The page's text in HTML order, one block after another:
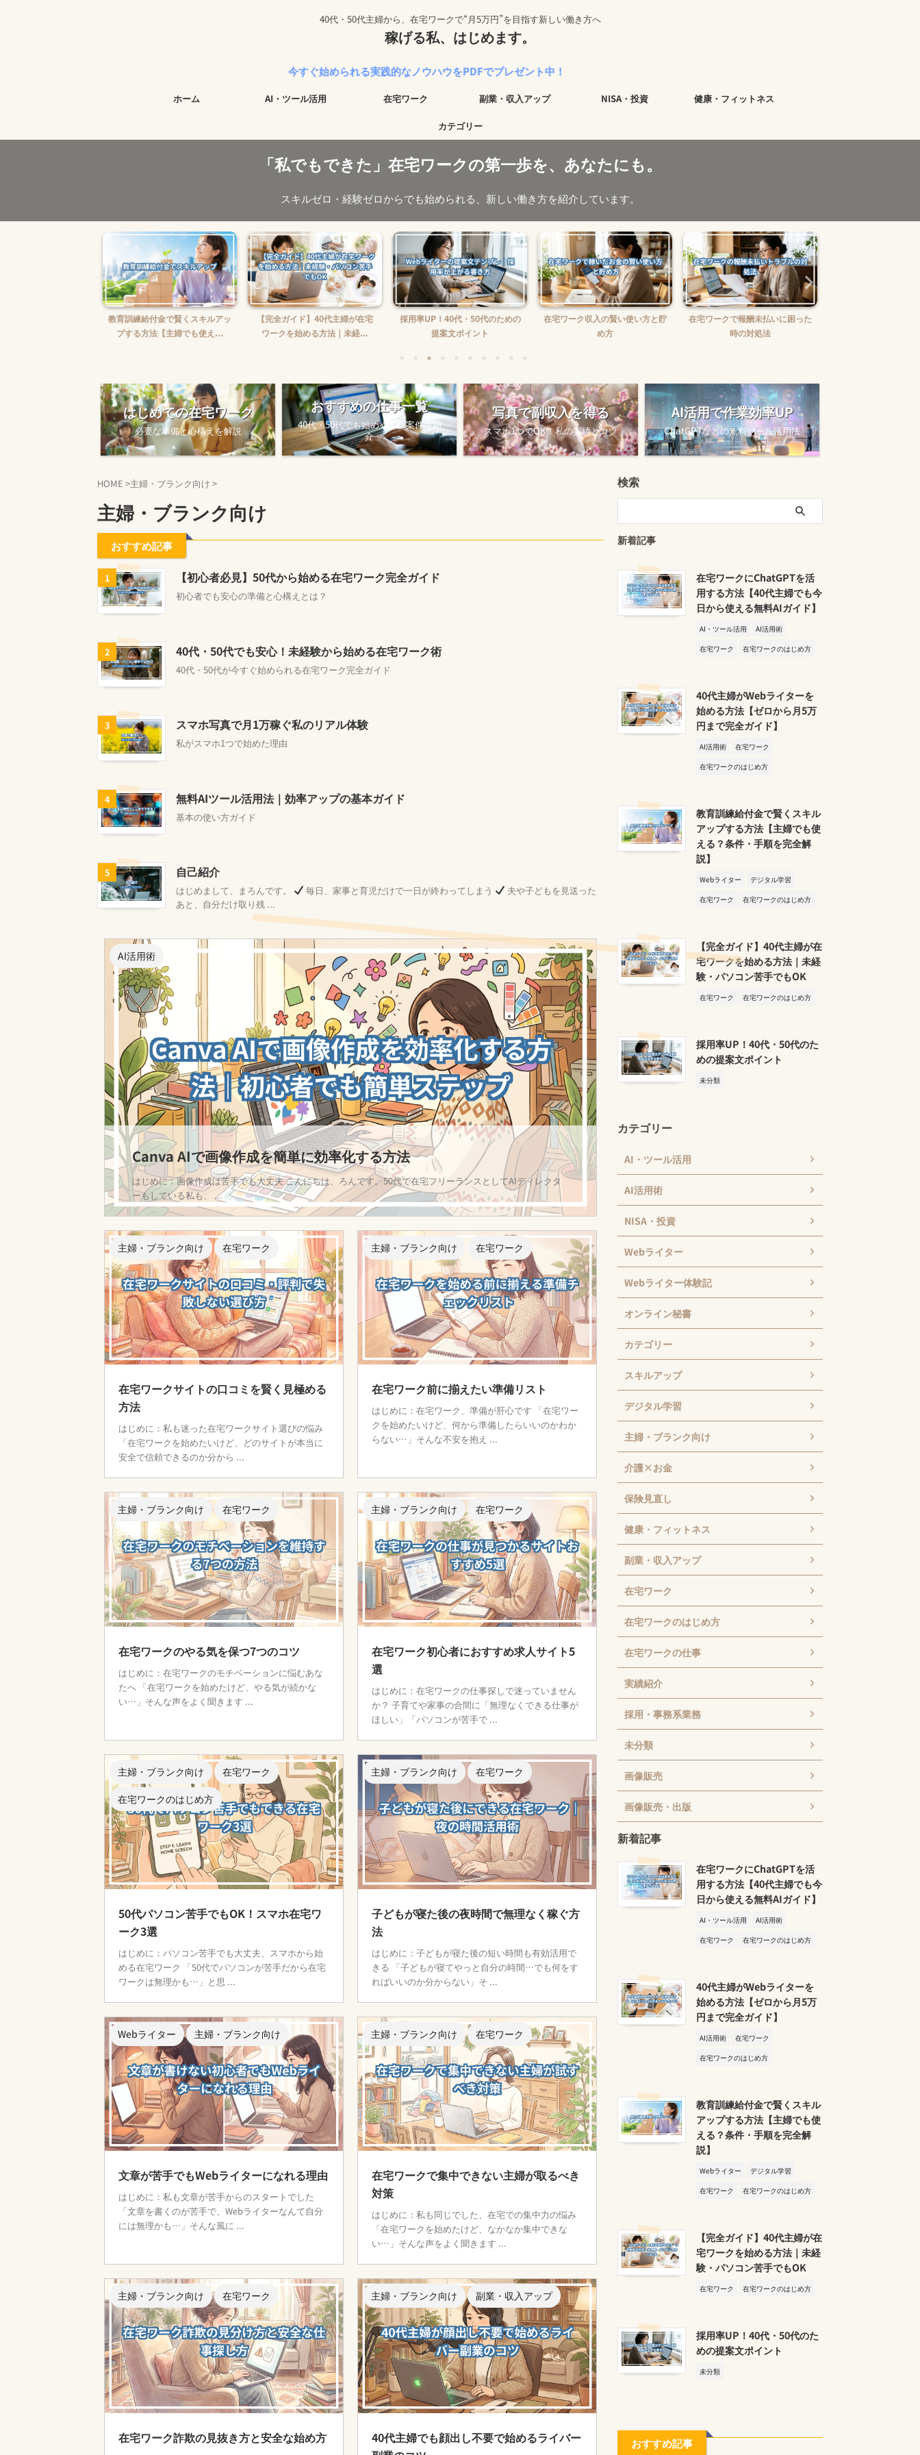
40代・50代主婦から、在宅ワークで“月5万円”を目指す新しい働き方へ
稼げる私、はじめます。
今すぐ始められる実践的なノウハウをPDFでプレゼント中！
ホーム AI・ツール活用 在宅ワーク 副業・収入アップ NISA・投資 健康・フィットネス
カテゴリー
「私でもできた」在宅ワークの第一歩を、あなたにも。
スキルゼロ・経験ゼロからでも始められる、新しい働き方を紹介しています。
教育訓練給付金で賢くスキルアッ
プする方法【主婦でも使え...
【完全ガイド】40代主婦が在宅
ワークを始める方法｜未経...
採用率UP！40代・50代のための
提案文ポイント
在宅ワーク収入の賢い使い方と貯
め方
在宅ワークで報酬未払いに困った
時の対処法
はじめての在宅ワーク
必要な準備と心構えを解説
おすすめの仕事一覧
40代・50代でも始めやすい案件を紹
介
写真で副収入を得る
スマホ1つでOK！私の実績とコツ
AI活用で作業効率UP
ChatGPTなどの無料ツール活用法
HOME >主婦・ブランク向け >
主婦・ブランク向け
おすすめ記事
1 【初心者必見】50代から始める在宅ワーク完全ガイド
初心者でも安心の準備と心構えとは？
2 40代・50代でも安心！未経験から始める在宅ワーク術
40代・50代が今すぐ始められる在宅ワーク完全ガイド
3 スマホ写真で月1万稼ぐ私のリアル体験
私がスマホ1つで始めた理由
4 無料AIツール活用法｜効率アップの基本ガイド
基本の使い方ガイド
5 自己紹介
はじめまして、まろんです。 毎日、家事と育児だけで一日が終わってしまう
夫や子どもを見送った
あと、自分だけ取り残 ...
AI活用術
Canva AIで画像作成を簡単に効率化する方法
はじめに：画像作成は苦手でも大丈夫 こんにちは、ろんです。50代で在宅フリーランスとしてAIディレクタ
ーもしている私も、 ...
主婦・ブランク向け 在宅ワーク
在宅ワークサイトの口コミを賢く見極める
方法
はじめに：私も迷った在宅ワークサイト選びの悩み
「在宅ワークを始めたいけど、どのサイトが本当に
安全で信頼できるのか分から ...
主婦・ブランク向け 在宅ワーク
在宅ワーク前に揃えたい準備リスト
はじめに：在宅ワーク、準備が肝心です 「在宅ワー
クを始めたいけど、何から準備したらいいのかわか
らない…」そんな不安を抱え ...
主婦・ブランク向け 在宅ワーク
在宅ワークのやる気を保つ7つのコツ
はじめに：在宅ワークのモチベーションに悩むあな
たへ 「在宅ワークを始めたけど、やる気が続かな
い…」そんな声をよく聞きます ...
主婦・ブランク向け 在宅ワーク
在宅ワーク初心者におすすめ求人サイト5
選
はじめに：在宅ワークの仕事探しで迷っていません
か？ 子育てや家事の合間に「無理なくできる仕事が
ほしい」「パソコンが苦手で ...
主婦・ブランク向け
在宅ワーク
在宅ワークのはじめ方
50代パソコン苦手でもOK！スマホ在宅ワ
ーク3選
はじめに：パソコン苦手でも大丈夫、スマホから始
める在宅ワーク 「50代でパソコンが苦手だから在宅
ワークは無理かも…」と思 ...
主婦・ブランク向け 在宅ワーク
子どもが寝た後の夜時間で無理なく稼ぐ方
法
はじめに：子どもが寝た後の短い時間も有効活用で
きる 「子どもが寝てやっと自分の時間…でも何をす
ればいいのか分からない」そ ...
Webライター 主婦・ブランク向け
文章が苦手でもWebライターになれる理由
はじめに：私も文章が苦手からのスタートでした
「文章を書くのが苦手で、Webライターなんて自分
には無理かも…」そんな風に ...
主婦・ブランク向け 在宅ワーク
在宅ワークで集中できない主婦が取るべき
対策
はじめに：私も同じでした、在宅での集中力の悩み
「在宅ワークを始めたけど、なかなか集中できな
い…」そんな声をよく聞きます ...
主婦・ブランク向け 在宅ワーク
在宅ワーク詐欺の見抜き方と安全な始め方
主婦・ブランク向け 副業・収入アップ
40代主婦でも顔出し不要で始めるライバー
検索
新着記事
在宅ワークにChatGPTを活
用する方法【40代主婦でも今
日から使える無料AIガイド】
AI・ツール活用
AI活用術
在宅ワーク
在宅ワークのはじめ方
40代主婦がWebライターを
始める方法【ゼロから月5万
円まで完全ガイド】
AI活用術
在宅ワーク
在宅ワークのはじめ方
教育訓練給付金で賢くスキル
アップする方法【主婦でも使
える？条件・手順を完全解
説】
Webライター
デジタル学習
在宅ワーク
在宅ワークのはじめ方
【完全ガイド】40代主婦が在
宅ワークを始める方法｜未経
験・パソコン苦手でもOK
在宅ワーク 在宅ワークのはじめ方
採用率UP！40代・50代のた
めの提案文ポイント
未分類
カテゴリー
AI・ツール活用
AI活用術
NISA・投資
Webライター
Webライター体験記
オンライン秘書
カテゴリー
スキルアップ
デジタル学習
主婦・ブランク向け
介護×お金
保険見直し
健康・フィットネス
副業・収入アップ
在宅ワーク
在宅ワークのはじめ方
在宅ワークの仕事
実績紹介
採用・事務系業務
未分類
画像販売
画像販売・出版
新着記事
在宅ワークにChatGPTを活
用する方法【40代主婦でも今
日から使える無料AIガイド】
AI・ツール活用
AI活用術
在宅ワーク
在宅ワークのはじめ方
40代主婦がWebライターを
始める方法【ゼロから月5万
円まで完全ガイド】
AI活用術
在宅ワーク
在宅ワークのはじめ方
教育訓練給付金で賢くスキル
アップする方法【主婦でも使
える？条件・手順を完全解
説】
Webライター
デジタル学習
在宅ワーク
在宅ワークのはじめ方
【完全ガイド】40代主婦が在
宅ワークを始める方法｜未経
験・パソコン苦手でもOK
在宅ワーク 在宅ワークのはじめ方
採用率UP！40代・50代のた
めの提案文ポイント
未分類
おすすめ記事